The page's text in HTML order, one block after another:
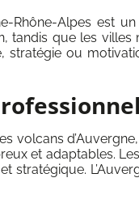
Rhône-Alpes est
tandis que les
stratégie ou
volcans
et adaptables.